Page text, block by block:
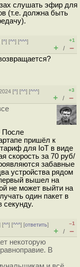
слушать эфир для
(т.е. должна быть
[^] [^^] [^^^]
+1
+ / –
[^] [^^] [^^^]
+3
+ / –
После
пришёл к
для IoT в виде
скорость за 70 руб/
забавные
устройства рядом
вышел на
не может выйти на
один пакет в
секунду.
[^^] [^^^] [ответить]
–1
+ / –
некоторую
В